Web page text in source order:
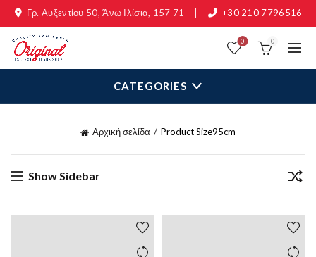
Γρ. Αυξεντίου 50, Άνω Ιλίσια, 157 71 +30 210 7796516
0 0
CATEGORIES
Αρχική σελίδα Product Size95cm
Show Sidebar